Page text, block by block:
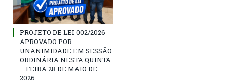
PROJETO DE LEI 002/2026
APROVADO POR
UNANIMIDADE EM SESSÃO
ORDINÁRIA NESTA QUINTA
– FEIRA 28 DE MAIO DE
2026